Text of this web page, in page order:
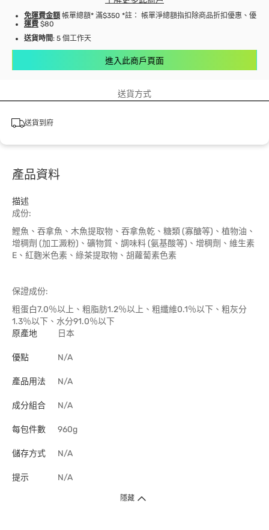
免運費金額 帳單總額* 滿$350 *註： 帳單淨總額指扣除商品折扣優惠、優惠
運費 $80
送貨時間: 5 個工作天
進入此商戶頁面
送貨方式
送貨到府
產品資料
描述
成份:
鰹魚、吞拿魚、木魚提取物、吞拿魚乾、糖類 (寡醣等)、植物油、
增稠劑 (加工澱粉)、礦物質、調味料 (氨基酸等)、增稠劑、維生素
E、紅麴米色素、綠茶提取物、胡蘿蔔素色素
保證成份:
粗蛋白7.0％以上、粗脂肪1.2％以上、粗纖維0.1％以下、粗灰分
1.3％以下、水分91.0％以下
原產地
日本
優點 N/A
產品用法 N/A
成分組合 N/A
每包件數 960g
儲存方式 N/A
提示 N/A
隱藏